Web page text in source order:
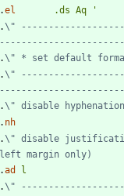
.el .ds Aq
'
.\"
.\" * set default
.\"
.\" disable hyphenation
. nh
.\" disable
left margin only)
.ad
l
.\"